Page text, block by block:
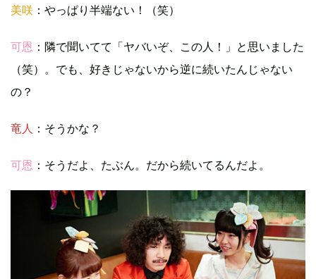
美咲 ：やっぱり半端ない！（笑）
可恩 ：隣で聞いてて「ヤバいぞ、この人！」と思いました
（笑）。でも、好きじゃないから逆に続いたんじゃない
の？
竜人 ：そうかな？
可恩 ：そうだよ、たぶん。だから続いてるんだよ。